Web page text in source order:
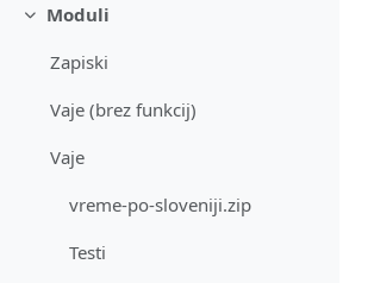
SkrčiModuli
Zapiski
Vaje (brez funkcij)
Vaje
vreme-po-sloveniji.zip
Testi